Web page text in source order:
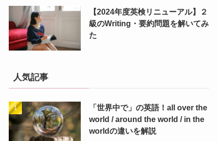
【2024年度英検リニューアル】２
級のWriting・要約問題を解いてみ
た
人気記事
「世界中で」の英語！all over the
world / around the world / in the
worldの違いを解説